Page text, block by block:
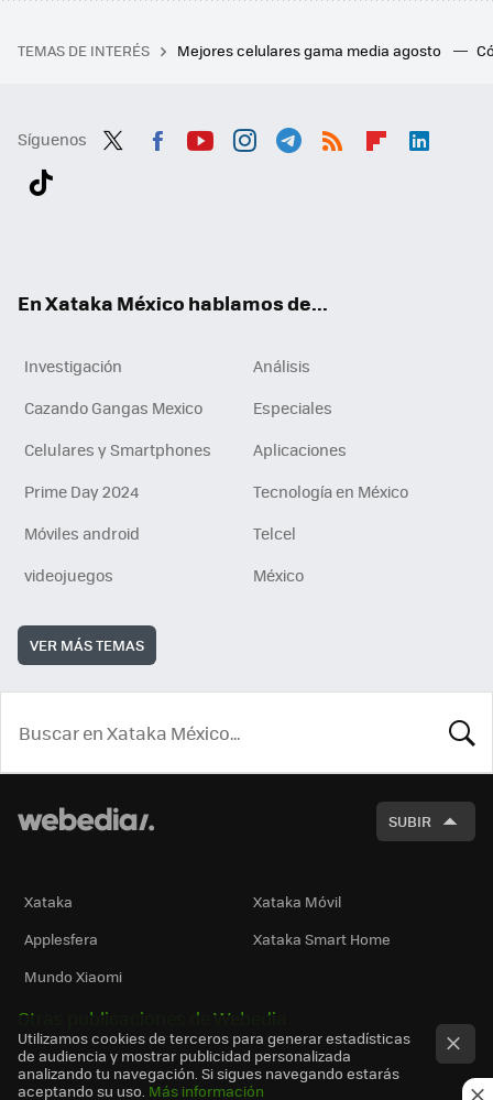
TEMAS DE INTERÉS Mejores celulares gama media agosto
Síguenos
En Xataka México hablamos de...
Investigación
Análisis
Cazando Gangas Mexico
Especiales
Celulares y Smartphones
Aplicaciones
Prime Day 2024
Tecnología en México
Móviles android
Telcel
videojuegos
México
VER MÁS TEMAS
SUBIR
Xataka
Xataka Móvil
Applesfera
Xataka Smart Home
Mundo Xiaomi
Otras publicaciones de Webedia
Utilizamos cookies de terceros para generar estadísticas
de audiencia y mostrar publicidad personalizada
analizando tu navegación. Si sigues navegando estarás
aceptando su uso. Más información